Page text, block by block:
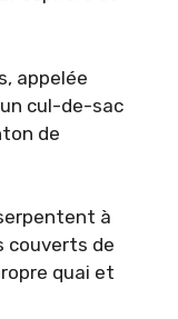
appelée
cul-de-sac
de
à
couverts de
quai et